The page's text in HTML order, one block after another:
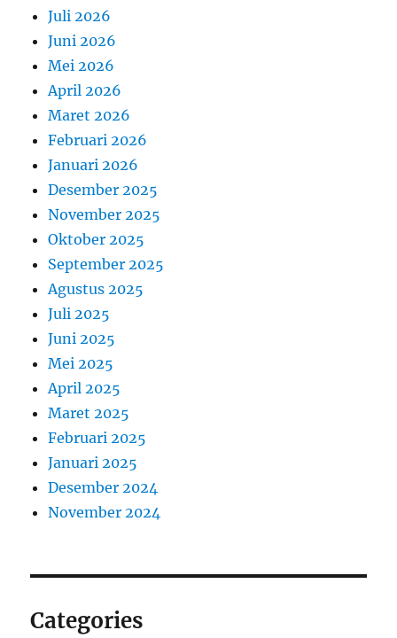
Juli 2026
Juni 2026
Mei 2026
April 2026
Maret 2026
Februari 2026
Januari 2026
Desember 2025
November 2025
Oktober 2025
September 2025
Agustus 2025
Juli 2025
Juni 2025
Mei 2025
April 2025
Maret 2025
Februari 2025
Januari 2025
Desember 2024
November 2024
Categories